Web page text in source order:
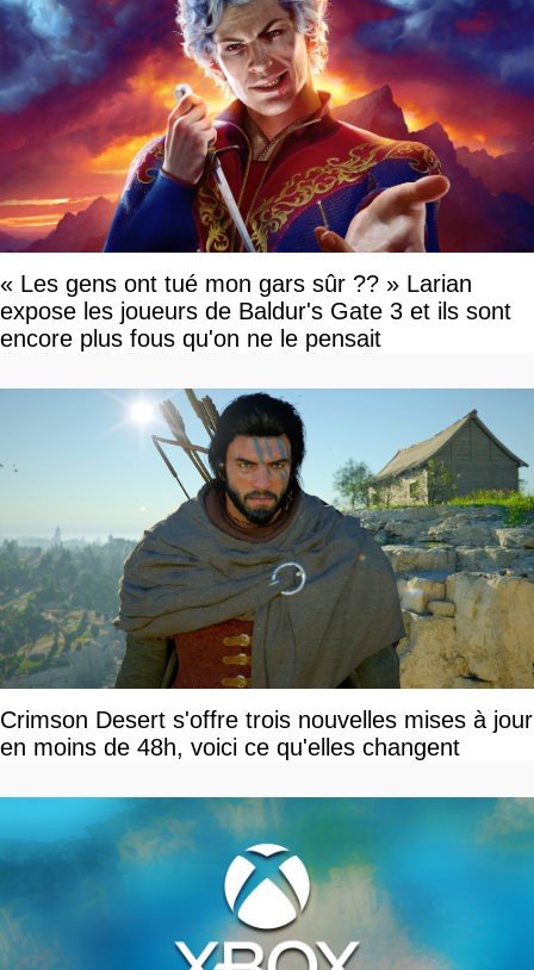
« Les gens ont tué mon gars sûr ?? » Larian
expose les joueurs de Baldur's Gate 3 et ils sont
encore plus fous qu'on ne le pensait
Crimson Desert s'offre trois nouvelles mises à jour
en moins de 48h, voici ce qu'elles changent